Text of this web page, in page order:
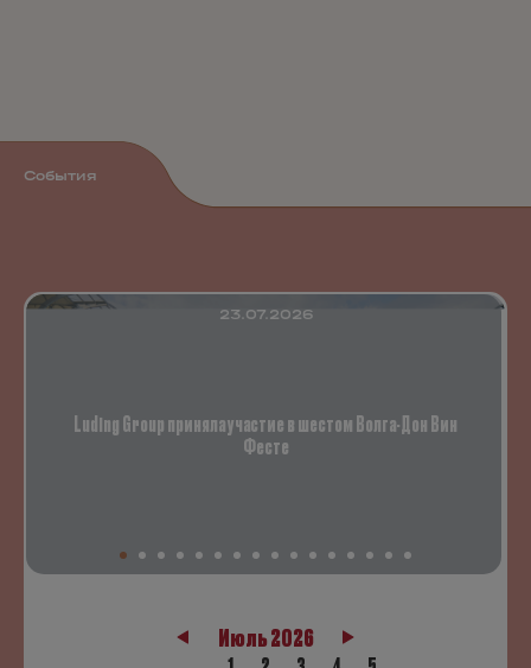
События
23.07.2026
Luding Group приняла участие в шестом Волга-Дон Вин
Фесте
Июль 2026